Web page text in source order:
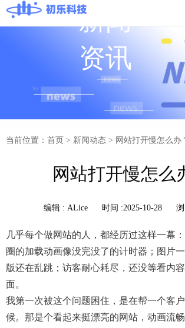
新闻
资讯
当前位置：首页 > 新闻动态 > 网站打开慢怎么办
网站打开慢怎么
编辑 : ALice 时间 :2025-10-28
几乎每个做网站的人，都经历过这样一幕
圈的加载动画像没完没了的计时器；图片
版还在乱跳；访客耐心耗尽，还没等看内
面。
我第一次被这个问题困住，是在帮一个客
候。那是个看起来挺漂亮的网站，动画流